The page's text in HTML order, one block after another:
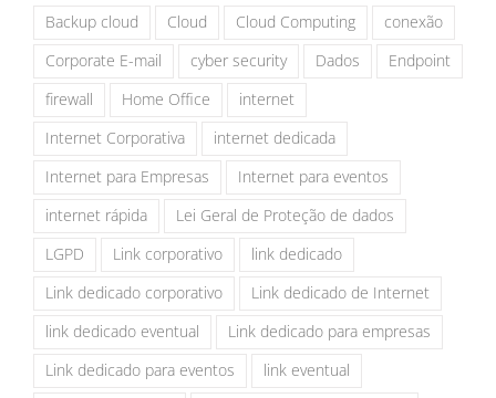
Backup cloud Cloud Cloud Computing
conexão
Corporate E-mail
cyber security Dados
Endpoint
firewall
Home Office
internet
Internet Corporativa
internet dedicada
Internet para Empresas
Internet para eventos
internet rápida
Lei Geral de Proteção de dados
LGPD
Link corporativo
link dedicado
Link dedicado corporativo
Link dedicado de Internet
link dedicado eventual
Link dedicado para empresas
Link dedicado para eventos
link eventual